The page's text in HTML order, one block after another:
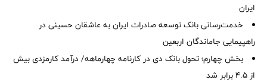
ایران
خدمت‌رسانی بانک توسعه صادرات ایران به عاشقان حسینی در
راهپیمایی جاماندگان اربعین
بخش چهارم؛ تحول بانک دی در کارنامه چهارماهه/ درآمد کارمزدی بیش
از ۴.۵ برابر شد